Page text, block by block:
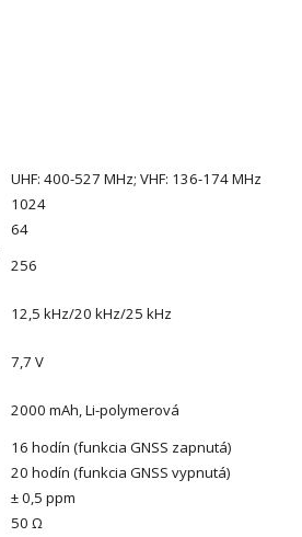
UHF: 400-527 MHz; VHF: 136-174 MHz
1024
64
256
12,5 kHz/20 kHz/25 kHz
7,7 V
2000 mAh, Li-polymerová
16 hodín (funkcia GNSS zapnutá)
20 hodín (funkcia GNSS vypnutá)
± 0,5 ppm
50 Ω